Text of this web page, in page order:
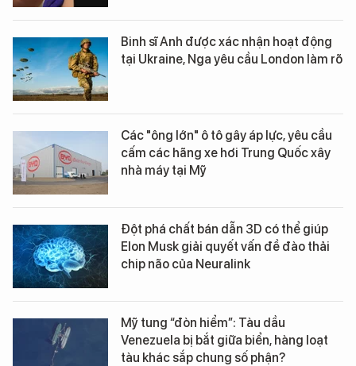
Binh sĩ Anh được xác nhận hoạt động
tại Ukraine, Nga yêu cầu London làm rõ
Các "ông lớn" ô tô gây áp lực, yêu cầu
cấm các hãng xe hơi Trung Quốc xây
nhà máy tại Mỹ
Đột phá chất bán dẫn 3D có thể giúp
Elon Musk giải quyết vấn đề đào thải
chip não của Neuralink
Mỹ tung “đòn hiểm”: Tàu dầu
Venezuela bị bắt giữa biển, hàng loạt
tàu khác sắp chung số phận?